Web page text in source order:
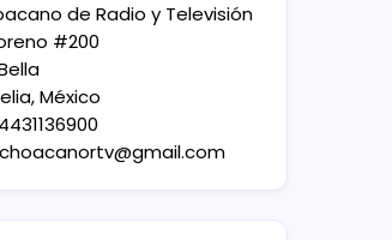
de Radio y Televisión
#200
México